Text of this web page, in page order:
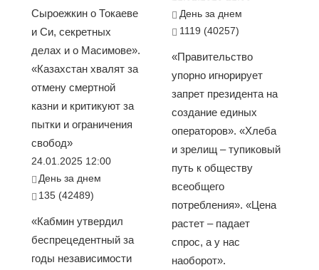
Сыроежкин о Токаеве
и Си, секретных
делах и о Масимове».
«Казахстан хвалят за
отмену смертной
казни и критикуют за
пытки и ограничения
свобод»
24.01.2025 12:00
День за днем
135 (42489)
«Кабмин утвердил
беспрецедентный за
годы независимости
День за днем
1119 (40257)
«Правительство
упорно игнорирует
запрет президента на
создание единых
операторов». «Хлеба
и зрелищ – тупиковый
путь к обществу
всеобщего
потребления». «Цена
растет – падает
спрос, а у нас
наоборот».